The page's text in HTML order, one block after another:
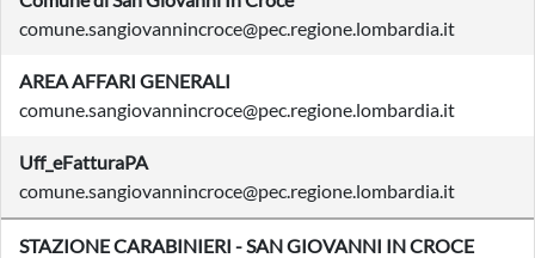
comune.sangiovannincroce@pec.regione.lombardia.it
AREA AFFARI GENERALI
comune.sangiovannincroce@pec.regione.lombardia.it
Uff_eFatturaPA
comune.sangiovannincroce@pec.regione.lombardia.it
STAZIONE CARABINIERI - SAN GIOVANNI IN CROCE